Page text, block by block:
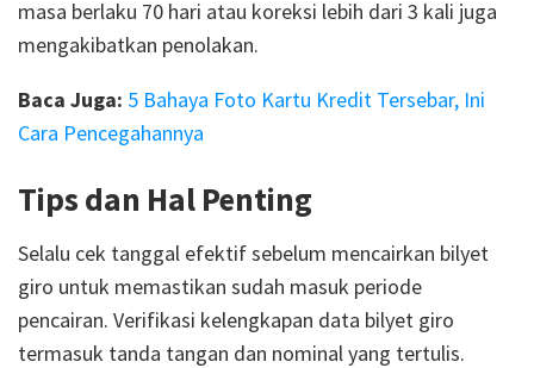
masa berlaku 70 hari atau koreksi lebih dari 3 kali juga
mengakibatkan penolakan.
Baca Juga: 5 Bahaya Foto Kartu Kredit Tersebar, Ini
Cara Pencegahannya
Tips dan Hal Penting
Selalu cek tanggal efektif sebelum mencairkan bilyet
giro untuk memastikan sudah masuk periode
pencairan. Verifikasi kelengkapan data bilyet giro
termasuk tanda tangan dan nominal yang tertulis.